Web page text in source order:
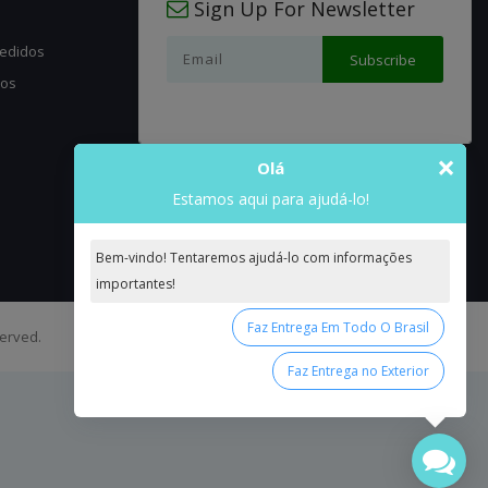
Sign Up For Newsletter
×
Olá
Estamos aqui para ajudá-lo!
Bem-vindo! Tentaremos ajudá-lo com informações
importantes!
Faz Entrega Em Todo O Brasil
Faz Entrega no Exterior